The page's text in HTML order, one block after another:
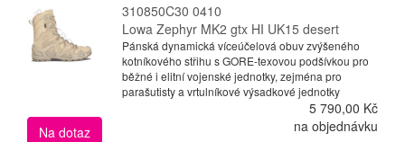
310850C30 0410
Lowa Zephyr MK2 gtx HI UK15 desert
Pánská dynamická víceúčelová obuv zvýšeného
kotníkového střihu s GORE-texovou podšívkou pro
běžné i elitní vojenské jednotky, zejména pro
parašutisty a vrtulníkové výsadkové jednotky
5 790,00 Kč
Na dotaz
na objednávku